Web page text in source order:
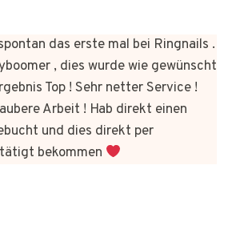
das erste mal bei Ringnails .
, dies wurde wie gewünscht
Top ! Sehr netter Service !
Arbeit ! Hab direkt einen
und dies direkt per
bekommen